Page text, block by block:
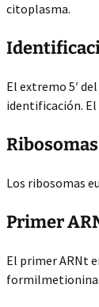
citoplasma.
El extremo 5′
identificación.
Ribosomas
Los ribosomas
Primer
El primer ARNt
formilmetionina.